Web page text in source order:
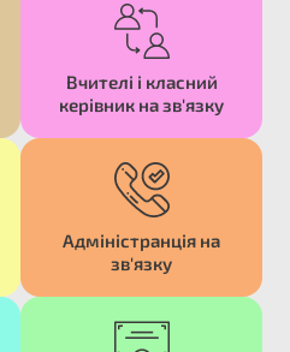
Вчителі і класний
керівник на зв'язку​
Адміністранція на
зв'язку​